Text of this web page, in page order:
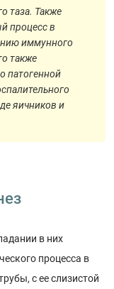
таза. Также
процесс в
иммунного
также
патогенной
яичников и
в них
процесса в
с ее слизистой